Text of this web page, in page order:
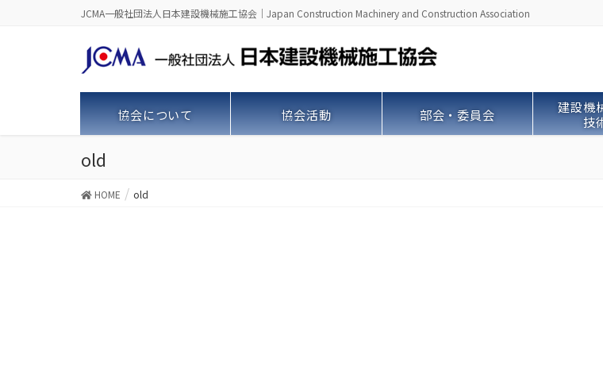
JCMA一般社団法人日本建設機械施工協会｜Japan Construction Machinery and Construction Association
協会について 協会活動 部会・委員会
建設機
技
old
HOME old